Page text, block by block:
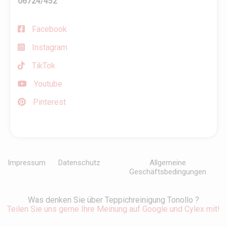
Facebook
Instagram
TikTok
Youtube
Pinterest
Impressum Datenschutz
Allgemeine
Geschäftsbedingungen
Was denken Sie über Teppichreinigung Tonollo ?
Teilen Sie uns gerne Ihre Meinung auf Google und Cylex mit!